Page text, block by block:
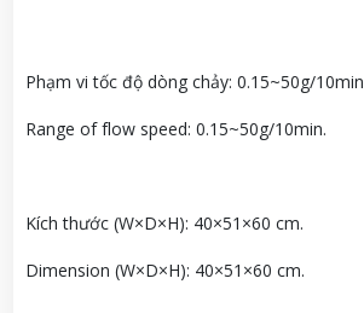
Phạm vi tốc độ dòng chảy: 0.15~50g/10min
Range of flow speed: 0.15~50g/10min.
Kích thước (W×D×H): 40×51×60 cm.
Dimension (W×D×H): 40×51×60 cm.